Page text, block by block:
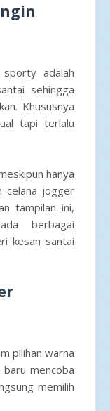
adalah
sehingga
Khususnya
tapi terlalu
hanya
celana jogger
tampilan ini,
berbagai
kesan santai
pilihan warna
mencoba
memilih